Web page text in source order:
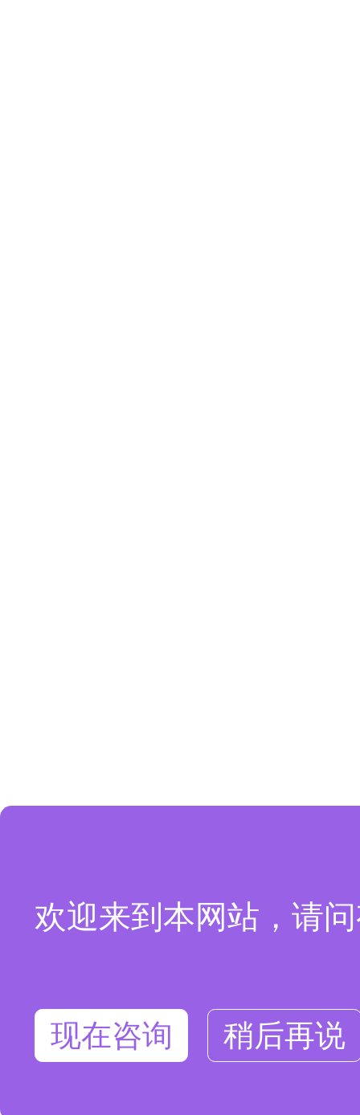
欢迎来到本网站，请
现在咨询 稍后再说